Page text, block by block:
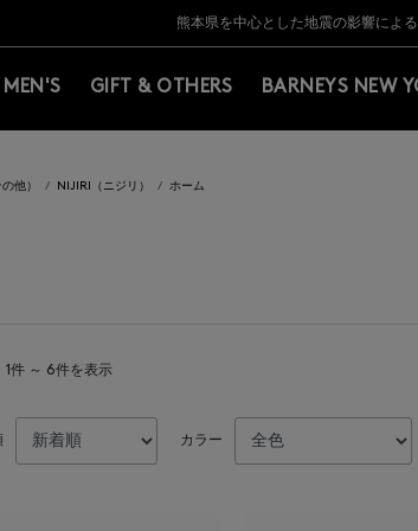
お客様も対象！＜MY BARNEYS＞会員のお客様は11,000円（税
【夏季休業に伴う返品・交換承り一時停
熊本県を中心とした地震の影響によ
【開催中】SUMMER SALEの
お客様も対象！＜MY BARNEYS＞会員のお客様は11,000円（税
【夏季休業に伴う返品・交換承り一時停
MEN'S GIFT & OTHERS BARNEYS NEW
他） NIJIRI（ニジリ） ホーム
1件 ～ 6件を表示
カラー